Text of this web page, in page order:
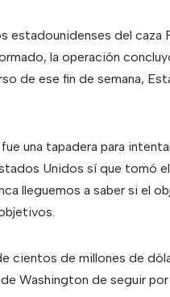
del caza
la operación
de ese fin de semana,
una tapadera para
Unidos sí que tomó
lleguemos a saber si el
cientos de millones de
Washington de seguir